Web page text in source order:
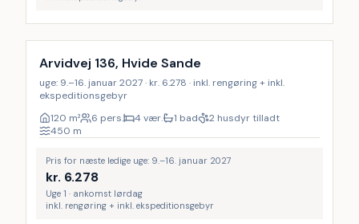
Inkl. rengøring
Arvidvej 136, Hvide Sande
uge: 9.–16. januar 2027 · kr. 6.278 · inkl. rengøring + inkl.
ekspeditionsgebyr
120 m² 6 pers. 4 vær. 1 bad
2 husdyr tilladt
450 m
Pris for næste ledige uge: 9.–16. januar 2027
kr. 6.278
Uge 1 · ankomst lørdag
inkl. rengøring + inkl. ekspeditionsgebyr